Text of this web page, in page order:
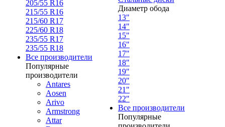
205/55 R16
215/55 R16
215/60 R17
225/60 R18
235/55 R17
235/55 R18
Все производители
Популярные
производители
Antares
Aosen
Arivo
Armstrong
Attar
Диаметр обода
13"
14"
15"
16"
17"
18"
19"
20"
21"
22"
Все производители
Популярные